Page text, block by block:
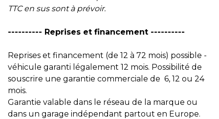
TTC en sus sont à prévoir.
---------- Reprises et financement ----------
Reprises et financement (de 12 à 72 mois) possible -
véhicule garanti légalement 12 mois. Possibilité de
souscrire une garantie commerciale de 6, 12 ou 24
mois.
Garantie valable dans le réseau de la marque ou
dans un garage indépendant partout en Europe.